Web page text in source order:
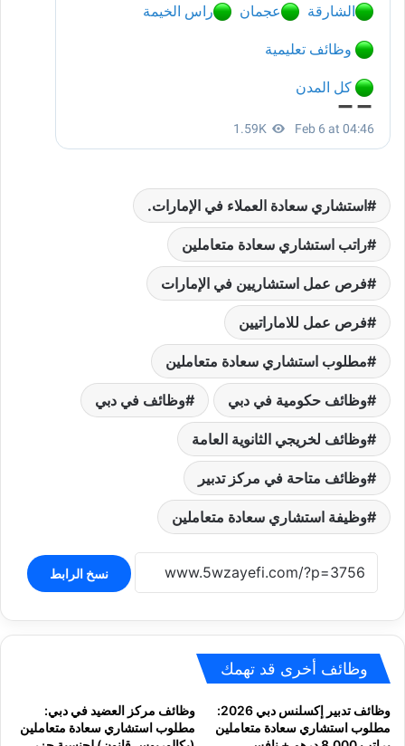
استشاري سعادة العملاء في الإمارات.
راتب استشاري سعادة متعاملين
فرص عمل استشاريين في الإمارات
فرص عمل للاماراتيين
مطلوب استشاري سعادة متعاملين
وظائف حكومية في دبي وظائف في دبي
وظائف لخريجي الثانوية العامة
وظائف متاحة في مركز تدبير
وظيفة استشاري سعادة متعاملين
نسخ الرابط
وظائف أخرى قد تهمك
وظائف تدبير إكسلنس دبي 2026:
مطلوب استشاري سعادة متعاملين
وظائف مركز العضيد في دبي:
مطلوب استشاري سعادة متعاملين